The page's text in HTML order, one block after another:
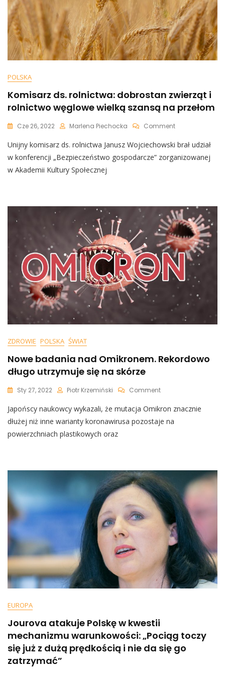
POLSKA
Komisarz ds. rolnictwa: dobrostan zwierząt i
rolnictwo węglowe wielką szansą na przełom
Cze 26, 2022 Marlena Piechocka CommentOn
Ds.
Rolnictwa:
Wielką
Szansą
Na
Przełom
Unijny komisarz ds. rolnictwa Janusz Wojciechowski brał udział
w konferencji „Bezpieczeństwo gospodarcze” zorganizowanej
w Akademii Kultury Społecznej
ZDROWIE POLSKA ŚWIAT
Nowe badania nad Omikronem. Rekordowo
długo utrzymuje się na skórze
Sty 27, 2022 Piotr Krzemiński CommentOn
Badania
Nad
Na
Skórze
Japońscy naukowcy wykazali, że mutacja Omikron znacznie
dłużej niż inne warianty koronawirusa pozostaje na
powierzchniach plastikowych oraz
EUROPA
Jourova atakuje Polskę w kwestii
mechanizmu warunkowości: „Pociąg toczy
się już z dużą prędkością i nie da się go
zatrzymać”